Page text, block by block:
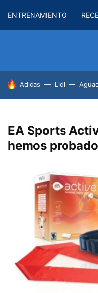
ENTRENAMIENTO
HOY SE HABLA DE
Adidas Lidl
EA Sports
hemos probado